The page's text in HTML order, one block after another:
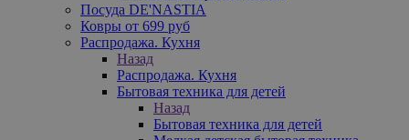
Посуда DE'NASTIA
Ковры от 699 руб
Распродажа. Кухня
Назад
Распродажа. Кухня
Бытовая техника для детей
Назад
Бытовая техника для детей